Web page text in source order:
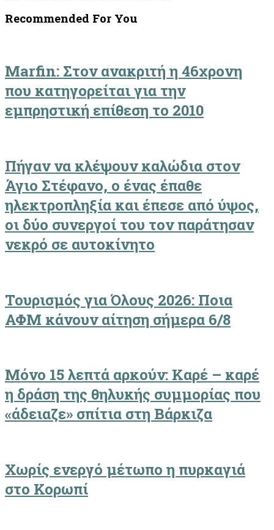
Recommended For You
Marfin: Στον ανακριτή η 46χρονη
που κατηγορείται για την
εμπρηστική επίθεση το 2010
Πήγαν να κλέψουν καλώδια στον
Άγιο Στέφανο, ο ένας έπαθε
ηλεκτροπληξία και έπεσε από ύψος,
οι δύο συνεργοί του τον παράτησαν
νεκρό σε αυτοκίνητο
Τουρισμός για Όλους 2026: Ποια
ΑΦΜ κάνουν αίτηση σήμερα 6/8
Μόνο 15 λεπτά αρκούν: Καρέ – καρέ
η δράση της θηλυκής συμμορίας που
«άδειαζε» σπίτια στη Βάρκιζα
Χωρίς ενεργό μέτωπο η πυρκαγιά
στο Κορωπί